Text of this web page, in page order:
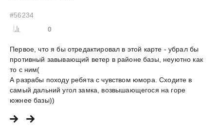
#56234
0
Первое, что я бы отредактировал в этой карте - убрал бы
противный завывающий ветер в районе базы, неуютно как
то с ним(
А разрабы походу ребята с чувством юмора. Сходите в
самый дальний угол замка, возвышающегося на горе
южнее базы))